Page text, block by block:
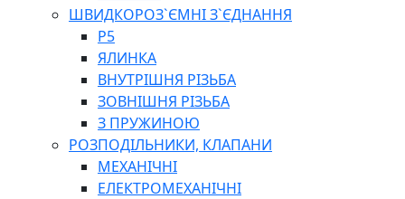
ШВИДКОРОЗ`ЄМНІ З`ЄДНАННЯ
P5
ЯЛИНКА
ВНУТРІШНЯ РІЗЬБА
ЗОВНІШНЯ РІЗЬБА
З ПРУЖИНОЮ
РОЗПОДІЛЬНИКИ, КЛАПАНИ
МЕХАНІЧНІ
ЕЛЕКТРОМЕХАНІЧНІ